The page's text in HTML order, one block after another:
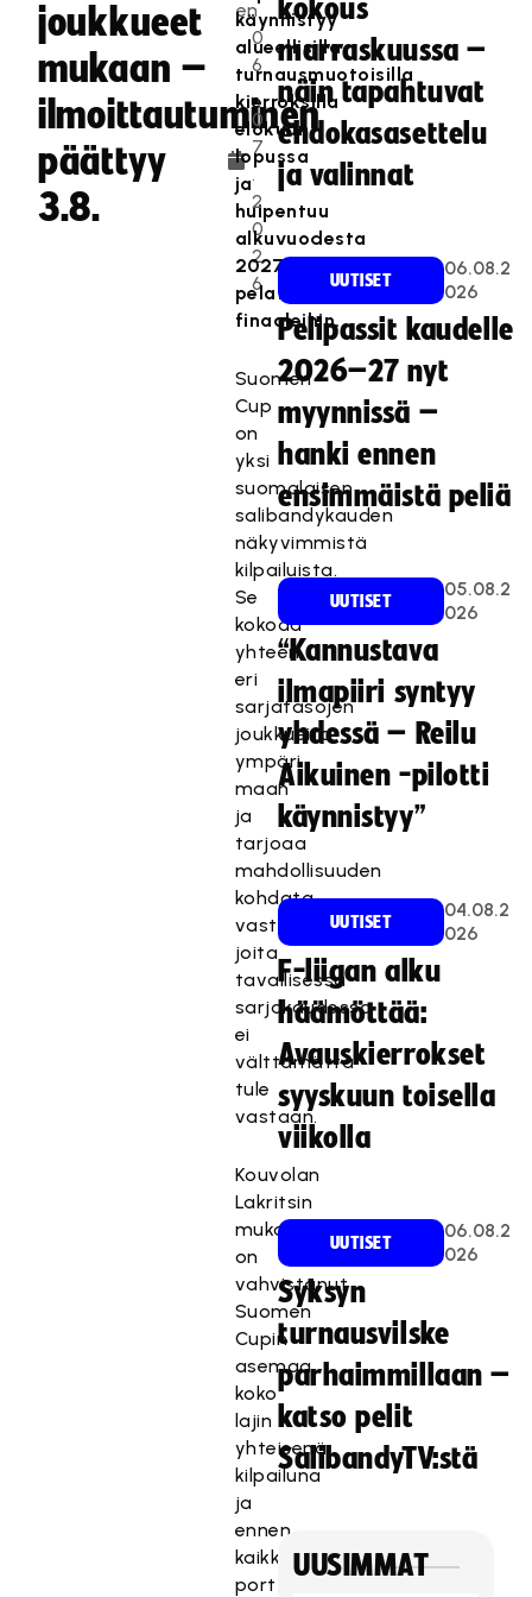
joukkueet
mukaan –
ilmoittautuminen
päättyy
3.8.
en
0
6
.
0
7
.
2
0
2
6
käynnistyy
alueellisilla
turnausmuotoisilla
kierroksilla
elokuun
lopussa
ja
huipentuu
alkuvuodesta
2027
pelattaviin
finaaleihin.
Suomen
Cup
on
yksi
suomalaisen
salibandykauden
näkyvimmistä
kilpailuista.
Se
kokoaa
yhteen
eri
sarjatasojen
joukkueita
ympäri
maan
ja
tarjoaa
mahdollisuuden
kohdata
vastustajia,
joita
tavallisessa
sarjakaudessa
ei
välttämättä
tule
vastaan.
Kouvolan
Lakritsin
mukaantulo
on
vahvistanut
Suomen
Cupin
asemaa
koko
lajin
yhteisenä
kilpailuna
ja
ennen
kaikkea
porttina
kokous
marraskuussa –
näin tapahtuvat
ehdokasasettelu
ja valinnat
UUTISET
06.08.2
026
Pelipassit kaudelle
2026–27 nyt
myynnissä –
hanki ennen
ensimmäistä peliä
UUTISET
05.08.2
026
“Kannustava
ilmapiiri syntyy
yhdessä – Reilu
Aikuinen -pilotti
käynnistyy”
UUTISET
04.08.2
026
F-liigan alku
häämöttää:
Avauskierrokset
syyskuun toisella
viikolla
UUTISET
06.08.2
026
Syksyn
turnausvilske
parhaimmillaan –
katso pelit
SalibandyTV:stä
UUSIMMAT